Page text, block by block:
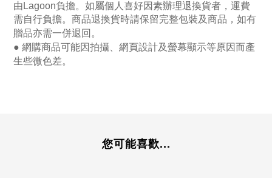
由Lagoon負擔。如屬個人喜好因素辦理退換貨者，運費
需自行負擔。商品退換貨時請保留完整包裝及商品，如有
贈品亦需一併退回。
● 網購商品可能因拍攝、網頁設計及螢幕顯示等原因而產
生些微色差。
您可能喜歡...